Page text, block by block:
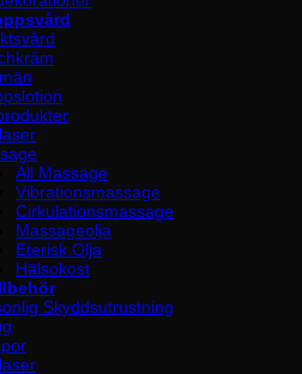
All Massage
Vibrationsmassage
Cirkulationsmassage
Massageolja
Eterisk Olja
Hälsokost
Skyddsutrustning